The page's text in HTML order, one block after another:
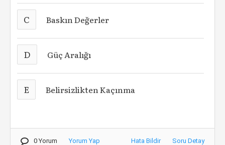
C Baskın Değerler
D Güç Aralığı
E Belirsizlikten Kaçınma
0 Yorum Yorum Yap Hata Bildir Soru Detay